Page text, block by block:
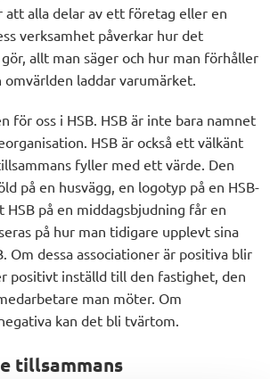
att alla delar av ett företag eller en
verksamhet påverkar hur det
allt man säger och hur man förhåller
omvärlden laddar varumärket.
för oss i HSB. HSB är inte bara namnet
HSB är också ett välkänt
fyller med ett värde. Den
på en husvägg, en logotyp på en HSB-
på en middagsbjudning får en
på hur man tidigare upplevt sina
Om dessa associationer är positiva blir
positivt inställd till den fastighet, den
man möter. Om
kan det bli tvärtom.
tillsammans